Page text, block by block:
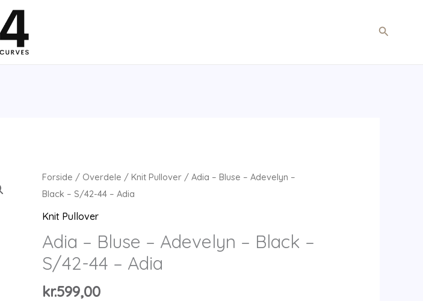
Søg
Forside / Overdele /Knit Pullover / Adia – Bluse – Adevelyn –
Black – S/42-44 – Adia
Knit Pullover
Adia – Bluse – Adevelyn – Black –
S/42-44 – Adia
kr.599,00